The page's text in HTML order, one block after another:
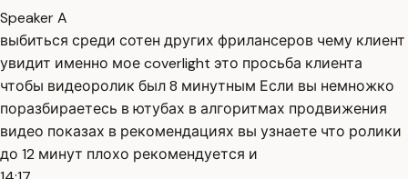
Speaker A
выбиться среди сотен других фрилансеров чему клиент
увидит именно мое coverlight это просьба клиента
чтобы видеоролик был 8 минутным Если вы немножко
поразбираетесь в ютубах в алгоритмах продвижения
видео показах в рекомендациях вы узнаете что ролики
до 12 минут плохо рекомендуется и